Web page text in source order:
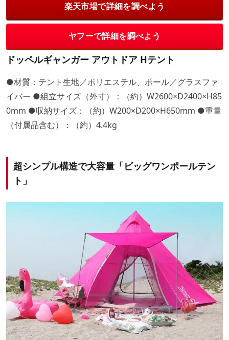
楽天市場で詳細を調べよう
ヤフーで詳細を調べよう
ドッペルギャンガー アウトドア Hテント
●材質：テント生地／ポリエステル、ポール／グラスファ
イバー ●組立サイズ（外寸）：（約）W2600×D2400×H85
0mm ●収納サイズ：（約）W200×D200×H650mm ●重量
（付属品含む）：（約）4.4kg
超シンプル構造で大容量「ビッグワンポールテン
ト」